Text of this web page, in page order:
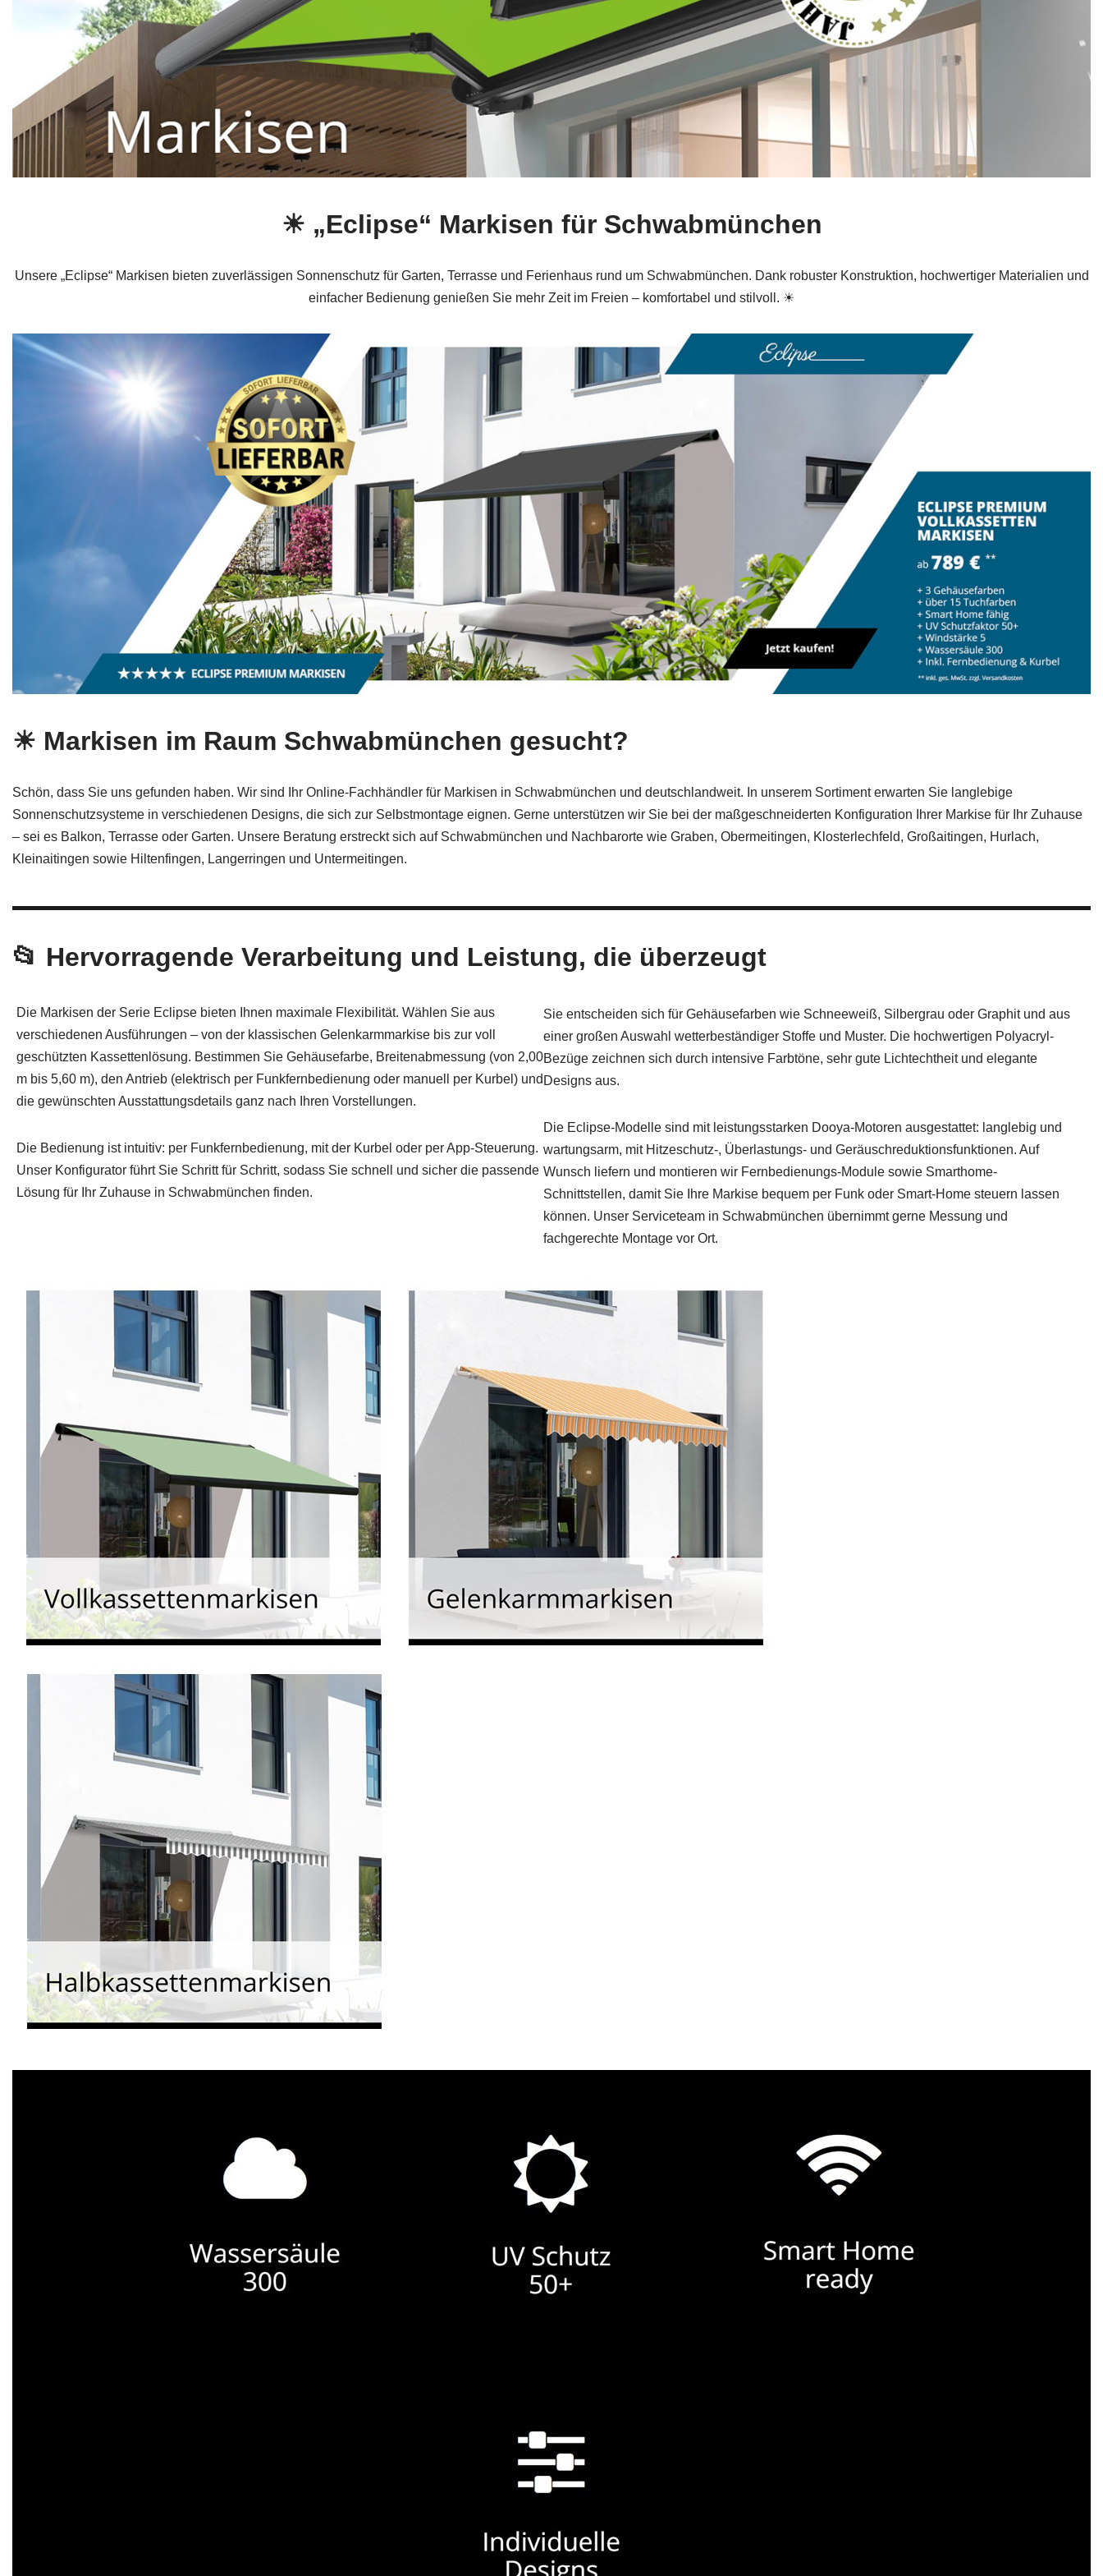
☀ „Eclipse“ Markisen für Schwabmünchen
Unsere „Eclipse“ Markisen bieten zuverlässigen Sonnenschutz für Garten, Terrasse und Ferienhaus rund um Schwabmünchen. Dank robuster Konstruktion, hochwertiger Materialien und
einfacher Bedienung genießen Sie mehr Zeit im Freien – komfortabel und stilvoll. ☀
☀ Markisen im Raum Schwabmünchen gesucht?
Schön, dass Sie uns gefunden haben. Wir sind Ihr Online-Fachhändler für Markisen in Schwabmünchen und deutschlandweit. In unserem Sortiment erwarten Sie langlebige
Sonnenschutzsysteme in verschiedenen Designs, die sich zur Selbstmontage eignen. Gerne unterstützen wir Sie bei der maßgeschneiderten Konfiguration Ihrer Markise für Ihr Zuhause
– sei es Balkon, Terrasse oder Garten. Unsere Beratung erstreckt sich auf Schwabmünchen und Nachbarorte wie Graben, Obermeitingen, Klosterlechfeld, Großaitingen, Hurlach,
Kleinaitingen sowie Hiltenfingen, Langerringen und Untermeitingen.
📂 Hervorragende Verarbeitung und Leistung, die überzeugt
Die Markisen der Serie Eclipse bieten Ihnen maximale Flexibilität. Wählen Sie aus
verschiedenen Ausführungen – von der klassischen Gelenkarmmarkise bis zur voll
geschützten Kassettenlösung. Bestimmen Sie Gehäusefarbe, Breitenabmessung (von 2,00
m bis 5,60 m), den Antrieb (elektrisch per Funkfernbedienung oder manuell per Kurbel) und
die gewünschten Ausstattungsdetails ganz nach Ihren Vorstellungen.
Die Bedienung ist intuitiv: per Funkfernbedienung, mit der Kurbel oder per App-Steuerung.
Unser Konfigurator führt Sie Schritt für Schritt, sodass Sie schnell und sicher die passende
Lösung für Ihr Zuhause in Schwabmünchen finden.
Sie entscheiden sich für Gehäusefarben wie Schneeweiß, Silbergrau oder Graphit und aus
einer großen Auswahl wetterbeständiger Stoffe und Muster. Die hochwertigen Polyacryl-
Bezüge zeichnen sich durch intensive Farbtöne, sehr gute Lichtechtheit und elegante
Designs aus.
Die Eclipse-Modelle sind mit leistungsstarken Dooya-Motoren ausgestattet: langlebig und
wartungsarm, mit Hitzeschutz-, Überlastungs- und Geräuschreduktionsfunktionen. Auf
Wunsch liefern und montieren wir Fernbedienungs-Module sowie Smarthome-
Schnittstellen, damit Sie Ihre Markise bequem per Funk oder Smart-Home steuern lassen
können. Unser Serviceteam in Schwabmünchen übernimmt gerne Messung und
fachgerechte Montage vor Ort.